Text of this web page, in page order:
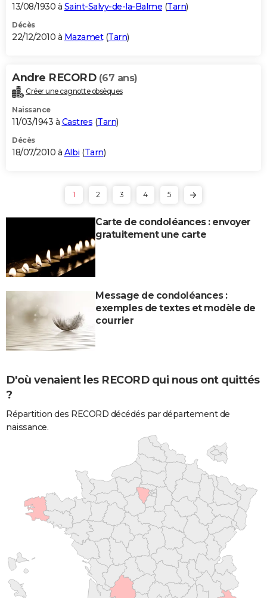
13/08/1930 à Saint-Salvy-de-la-Balme (Tarn)
Décès
22/12/2010 à Mazamet(Tarn)
Andre RECORD (67 ans)
Créer une cagnotte obsèques
Naissance
11/03/1943 à Castres (Tarn)
Décès
18/07/2010 à Albi (Tarn)
1 2 3 4 5
Carte de condoléances : envoyer
gratuitement une carte
Message de condoléances :
exemples de textes et modèle de
courrier
D'où venaient les RECORD qui nous ont quittés
?
Répartition des RECORD décédés par département de
naissance.